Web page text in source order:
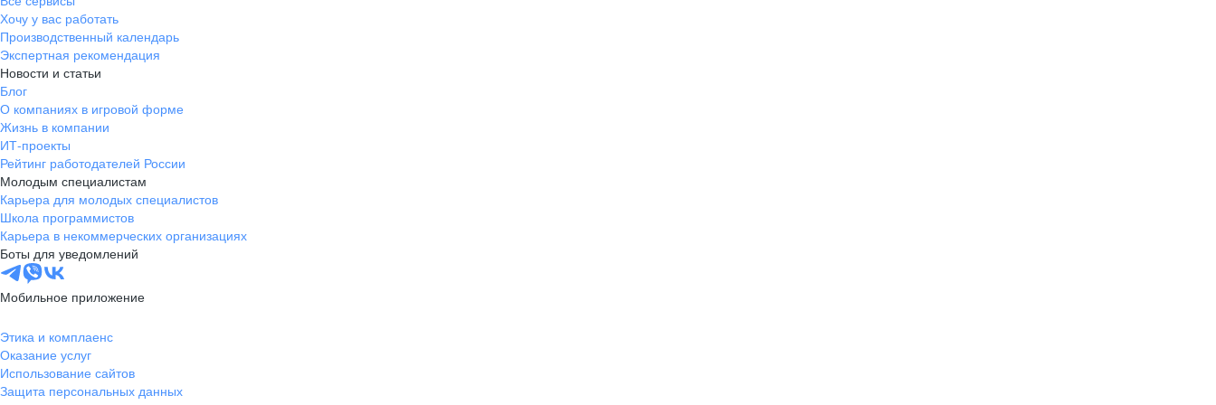
Хочу у вас работать
Производственный календарь
Экспертная рекомендация
Новости и статьи
Блог
О компаниях в игровой форме
Жизнь в компании
ИТ-проекты
Рейтинг работодателей России
Молодым специалистам
Карьера для молодых специалистов
Школа программистов
Карьера в некоммерческих организациях
Боты для уведомлений
Мобильное приложение
Этика и комплаенс
Оказание услуг
Использование сайтов
Защита персональных данных